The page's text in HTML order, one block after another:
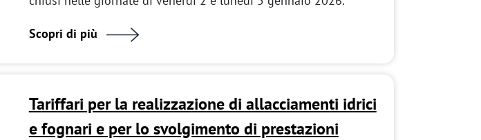
Scopri di più
Tariffari per la realizzazione di allacciamenti idrici
e fognari e per lo svolgimento di prestazioni